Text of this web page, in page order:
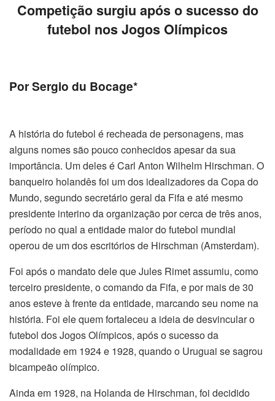
Competição surgiu após o sucesso do
futebol nos Jogos Olímpicos
Por Sergio du Bocage*
A história do futebol é recheada de personagens, mas
alguns nomes são pouco conhecidos apesar da sua
importância. Um deles é Carl Anton Wilhelm Hirschman. O
banqueiro holandês foi um dos idealizadores da Copa do
Mundo, segundo secretário geral da Fifa e até mesmo
presidente interino da organização por cerca de três anos,
período no qual a entidade maior do futebol mundial
operou de um dos escritórios de Hirschman (Amsterdam).
Foi após o mandato dele que Jules Rimet assumiu, como
terceiro presidente, o comando da Fifa, e por mais de 30
anos esteve à frente da entidade, marcando seu nome na
história. Foi ele quem fortaleceu a ideia de desvincular o
futebol dos Jogos Olímpicos, após o sucesso da
modalidade em 1924 e 1928, quando o Uruguai se sagrou
bicampeão olímpico.
Ainda em 1928, na Holanda de Hirschman, foi decidido